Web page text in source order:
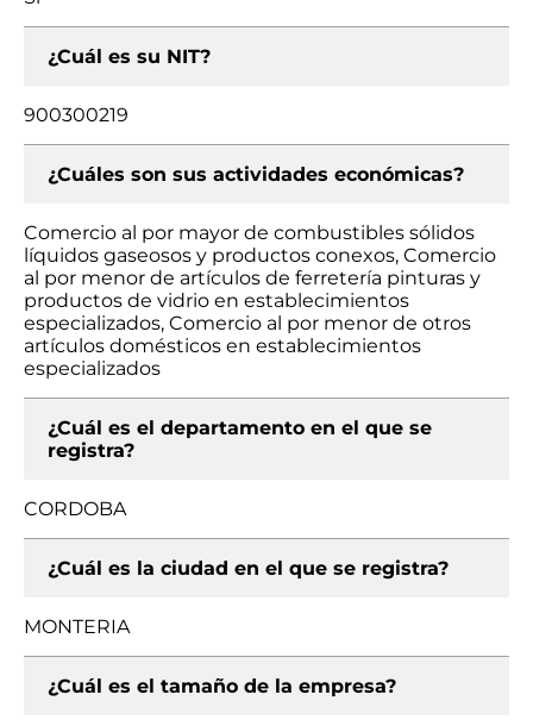
¿Cuál es su NIT?
900300219
¿Cuáles son sus actividades económicas?
Comercio al por mayor de combustibles sólidos
líquidos gaseosos y productos conexos, Comercio
al por menor de artículos de ferretería pinturas y
productos de vidrio en establecimientos
especializados, Comercio al por menor de otros
artículos domésticos en establecimientos
especializados
¿Cuál es el departamento en el que se
registra?
CORDOBA
¿Cuál es la ciudad en el que se registra?
MONTERIA
¿Cuál es el tamaño de la empresa?